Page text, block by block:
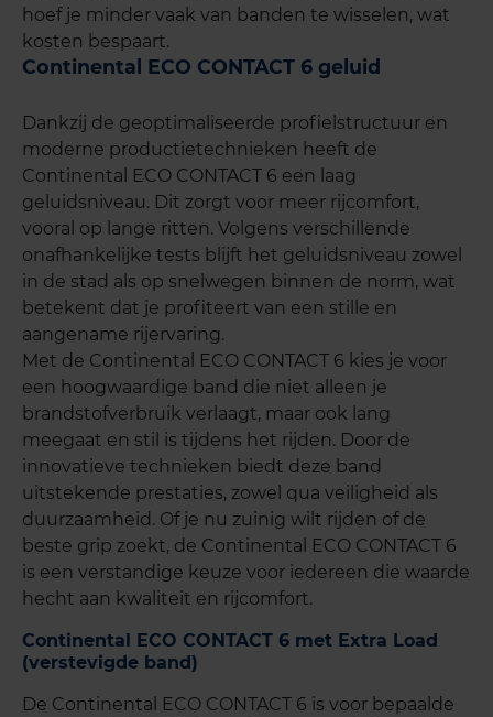
hoef je minder vaak van banden te wisselen, wat
kosten bespaart.
Continental ECO CONTACT 6 geluid
Dankzij de geoptimaliseerde profielstructuur en
moderne productietechnieken heeft de
Continental ECO CONTACT 6 een laag
geluidsniveau. Dit zorgt voor meer rijcomfort,
vooral op lange ritten. Volgens verschillende
onafhankelijke tests blijft het geluidsniveau zowel
in de stad als op snelwegen binnen de norm, wat
betekent dat je profiteert van een stille en
aangename rijervaring.
Met de Continental ECO CONTACT 6 kies je voor
een hoogwaardige band die niet alleen je
brandstofverbruik verlaagt, maar ook lang
meegaat en stil is tijdens het rijden. Door de
innovatieve technieken biedt deze band
uitstekende prestaties, zowel qua veiligheid als
duurzaamheid. Of je nu zuinig wilt rijden of de
beste grip zoekt, de Continental ECO CONTACT 6
is een verstandige keuze voor iedereen die waarde
hecht aan kwaliteit en rijcomfort.
Continental ECO CONTACT 6 met Extra Load
(verstevigde band)
De Continental ECO CONTACT 6 is voor bepaalde